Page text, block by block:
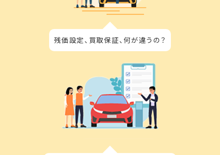
残価設定、買取保証、何が違うの？